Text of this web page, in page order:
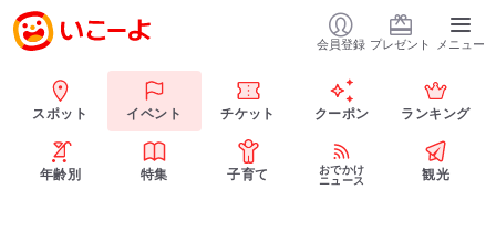
会員登録 プレゼント メニュー
スポット イベント チケット クーポン ランキング
年齢別 特集 子育て
おでかけ
ニュース
観光